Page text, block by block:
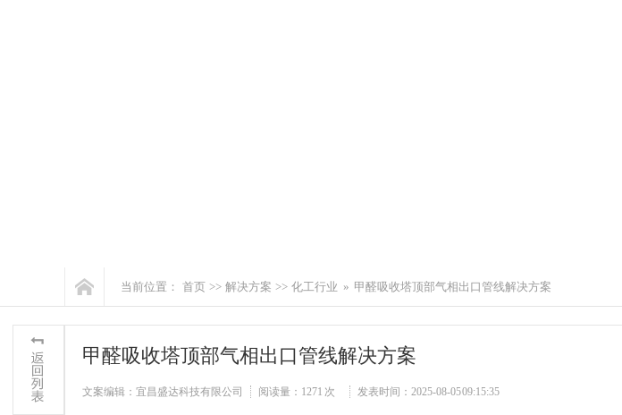
当前位置： 首页 >> 解决方案 >> 化工行业 » 甲醛吸收塔顶部气相出口管线解决方案
甲醛吸收塔顶部气相出口管线解决方案
文案编辑：宜昌盛达科技有限公司 阅读量： 1271 次 发表时间：2025-08-05 09:15:35